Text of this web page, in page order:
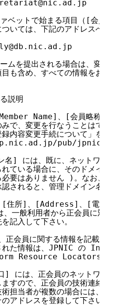
.ad.jp
ァベットで始まる項目（[会員名
いては、下記のアドレスへ会員情
ムを提出される場合は、変更され
も含め、すべての情報をお送りく
説明
Name]、[会員略称]は、入
で、変更を行なうことはできませ
内容変更手続について」を参照し
pub/jpnic-pub/
名] には、既に、ネットワーク管理
ている場合に、そのドメイン名を
要はありません )。なお、管理ド
されると、管理ドメイン名の割り
[住所]、[Address]、[電話番号]
一般利用者から正会員に対する問
記入して下さい。
正会員に関する情報を記載したもの
れた情報は、JPNIC の
Resource Locators) は、
] には、正会員のネットワーク運用
すので、正会員の技術連絡担当者
担当者が複数の場合には、全員に
アドレスを登録して下さい。